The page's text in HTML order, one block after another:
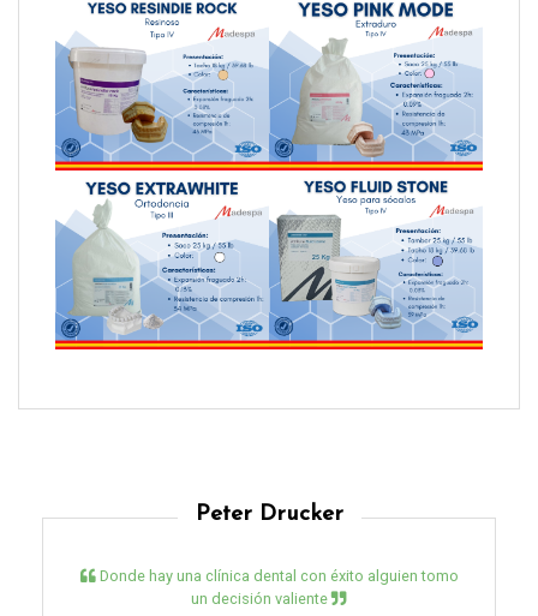
Peter Drucker
Donde hay una clínica dental con éxito alguien tomo
un decisión valiente